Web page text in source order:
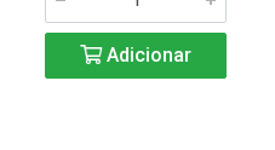
Adicionar